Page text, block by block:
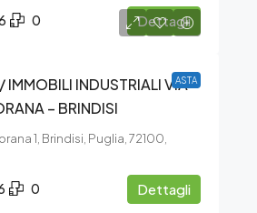
0 Dettagli
ASTA
IMMOBILI INDUSTRIALI VIA
– BRINDISI
1, Brindisi, Puglia, 72100,
0 Dettagli